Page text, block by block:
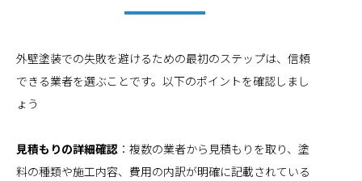
外壁塗装での失敗を避けるための最初のステップは、信頼
できる業者を選ぶことです。以下のポイントを確認しまし
ょう
見積もりの詳細確認 ：複数の業者から見積もりを取り、塗
料の種類や施工内容、費用の内訳が明確に記載されている